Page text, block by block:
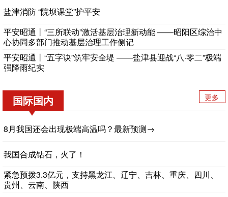
盐津消防 “院坝课堂”护平安
平安昭通丨“三所联动”激活基层治理新动能 ——昭阳区综治中
心协同多部门推动基层治理工作侧记
平安昭通丨“五字诀”筑牢安全堤 ——盐津县迎战“八·零二”极端
强降雨纪实
国际国内 更多
8月我国还会出现极端高温吗？最新预测→
我国合成钻石，火了！
紧急预拨3.3亿元，支持黑龙江、辽宁、吉林、重庆、四川、
贵州、云南、陕西